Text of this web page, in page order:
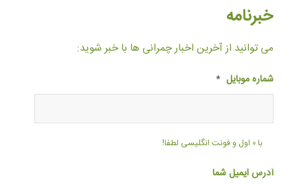
خبرنامه
می توانید از آخرین اخبار چمرانی ها با خبر شوید:
شماره موبایل *
با ۰ اول و فونت انگلیسی لطفا!
آدرس ایمیل شما